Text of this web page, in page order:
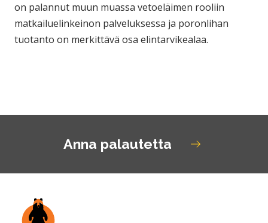
on palannut muun muassa vetoeläimen rooliin
matkailuelinkeinon palveluksessa ja poronlihan
tuotanto on merkittävä osa elintarvikealaa.
Anna palautetta